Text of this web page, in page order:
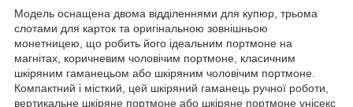
Модель оснащена двома відділеннями для купюр, трьома
слотами для карток та оригінальною зовнішньою
монетницею, що робить його ідеальним портмоне на
магнітах, коричневим чоловічим портмоне, класичним
шкіряним гаманецьом або шкіряним чоловічим портмоне.
Компактний і місткий, цей шкіряний гаманець ручної роботи,
вертикальне шкіряне портмоне або шкіряне портмоне унісекс